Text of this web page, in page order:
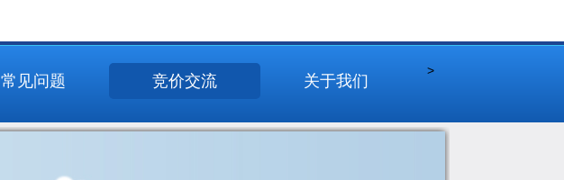
>
常见问题 竞价交流 关于我们